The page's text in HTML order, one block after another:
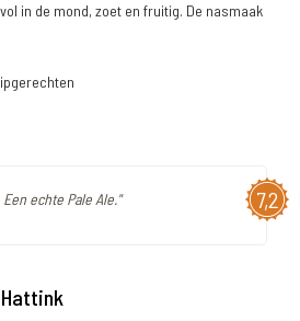
in de mond, zoet en fruitig. De nasmaak
7,2
echte Pale Ale."